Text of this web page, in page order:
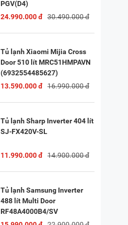
PGV(D4)
24.990.000 đ
30.490.000 đ
Tủ lạnh Xiaomi Mijia Cross
Door 510 lít MRC51HMPAVN
(6932554485627)
13.590.000 đ
16.990.000 đ
Tủ lạnh Sharp Inverter 404 lít
SJ-FX420V-SL
11.990.000 đ 14.900.000 đ
Tủ lạnh Samsung Inverter
488 lít Multi Door
RF48A4000B4/SV